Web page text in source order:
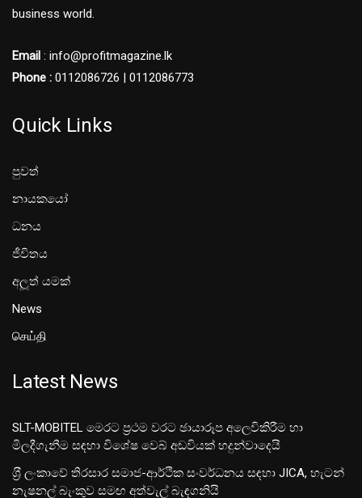
business world.
Email : info@profitmagazine.lk
Phone : 0112086726 | 0112086773
Quick Links
පුවත්
නායකයෝ
ධනය
ජීවිතය
අලූත් යමක්
News
செய்தி
Latest News
SLT-MOBITEL මෙරට ප්‍රථම වරට ඡායාරූප අලෙවිකිරීම හා
මිලදීගැනීම සඳහා විශේෂ වෙබ් අඩවියක් හදුන්වාදෙයි
ශ‍්‍රී ලංකාවේ තිරසාර සමාජ-ආර්ථික සංවර්ධනය සඳහා JICA, හැටන්
නැෂනල් බැංකුව සමඟ අත්වැල් බැඳගනියි